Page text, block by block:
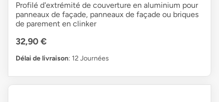
Profilé d'extrémité de couverture en aluminium pour
panneaux de façade, panneaux de façade ou briques
de parement en clinker
32,90 €
Délai de livraison: 12 Journées